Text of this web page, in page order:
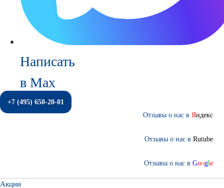
Написать
в Max
+7 (495) 650-20-01
Отзывы о нас в Яндекс
Отзывы о нас в Rutube
Отзывы о нас в Google
Акции